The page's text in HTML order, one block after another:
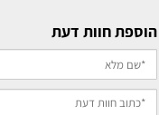
הוספת חוות דעת